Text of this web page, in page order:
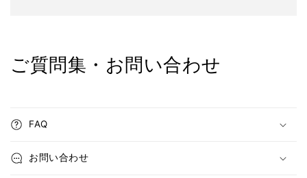
ご質問集・お問い合わせ
FAQ
お問い合わせ